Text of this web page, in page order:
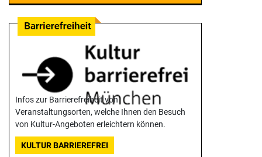
Infos zur Barrierefreiheit von
Veranstaltungsorten, welche Ihnen den Besuch
von Kultur-Angeboten erleichtern können.
KULTUR BARRIEREFREI